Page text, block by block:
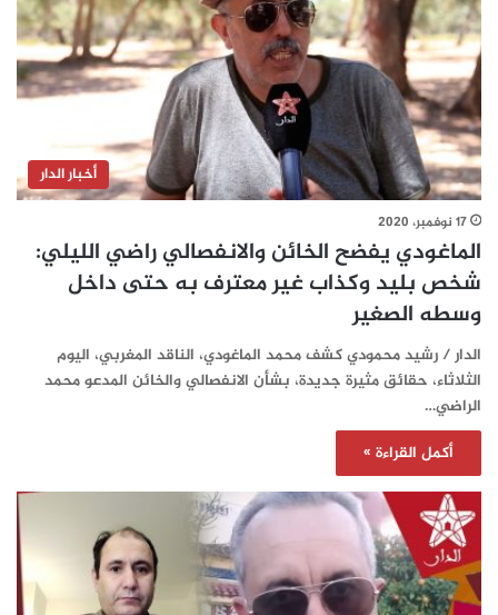
أخبار الدار
17 نوفمبر، 2020
الماغودي يفضح الخائن والانفصالي راضي الليلي:
شخص بليد وكذاب غير معترف به حتى داخل
وسطه الصغير
الدار / رشيد محمودي كشف محمد الماغودي، الناقد المغربي، اليوم
الثلاثاء، حقائق مثيرة جديدة، بشأن الانفصالي والخائن المدعو محمد
الراضي…
أكمل القراءة »